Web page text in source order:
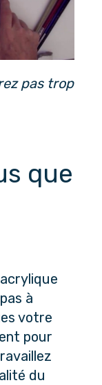
pas trop
que
à
votre
pour
du